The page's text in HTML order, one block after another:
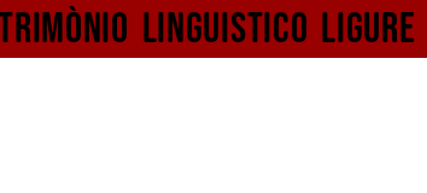
linguistico ligure